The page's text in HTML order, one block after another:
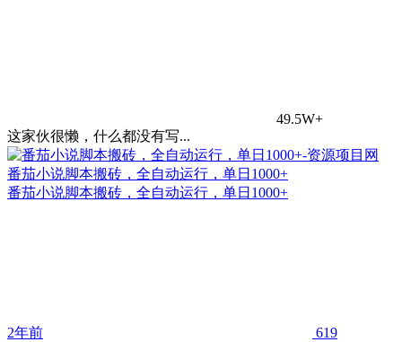
49.5W+
这家伙很懒，什么都没有写...
番茄小说脚本搬砖，全自动运行，单日1000+
番茄小说脚本搬砖，全自动运行，单日1000+
2年前 619